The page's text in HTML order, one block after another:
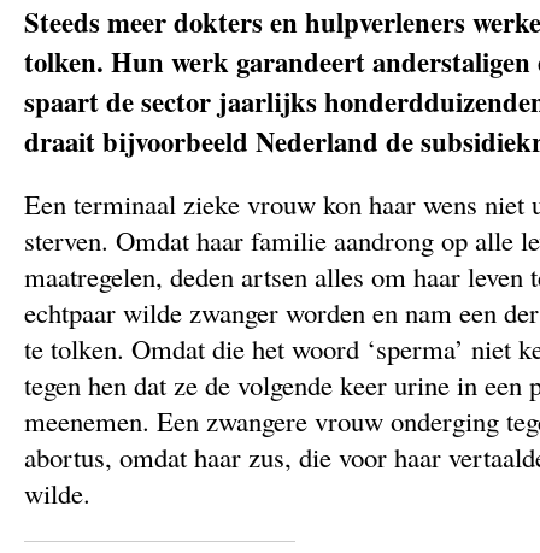
Steeds meer dokters en hulpverleners
tolken. Hun werk garandeert anderstaligen
spaart de sector jaarlijks
draait bijvoorbeeld Nederland de
Een terminaal zieke vrouw kon haar wens niet
sterven. Omdat haar familie aandrong op alle
maatregelen, deden artsen alles om haar leven
echtpaar wilde zwanger worden en nam een
te tolken. Omdat die het woord ‘sperma’ niet
tegen hen dat ze de volgende keer urine in een
meenemen. Een zwangere vrouw onderging
abortus, omdat haar zus, die voor haar
wilde.